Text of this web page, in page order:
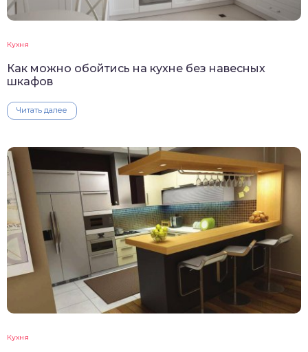
Кухня
Как можно обойтись на кухне без навесных
шкафов
Читать далее
Кухня